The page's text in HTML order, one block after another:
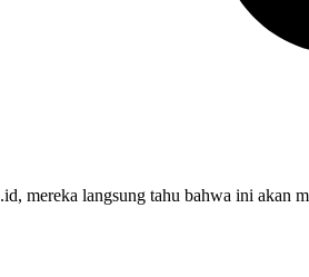
mereka langsung tahu bahwa ini akan